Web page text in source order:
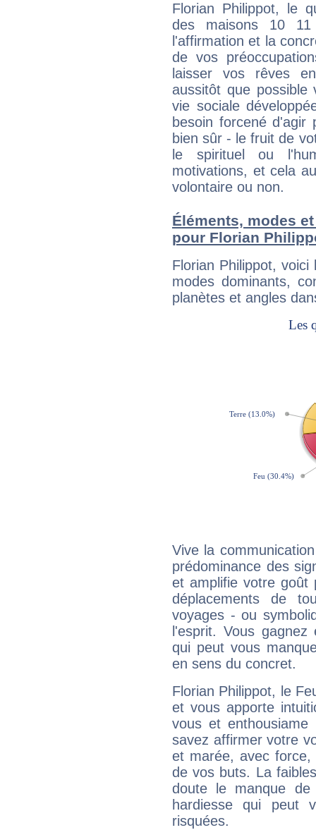
Florian Philippot, le
des maisons 10
l'affirmation et la
de vos
laisser vos rêves
aussitôt que
vie sociale
besoin forcené
bien sûr - le fruit de
le spirituel ou
motivations, et cela
volontaire ou non.
Éléments, modes
pour Florian
Florian Philippot,
modes dominants,
planètes et angles
Vive la
prédominance des
et amplifie votre goût
déplacements de
voyages - ou
l'esprit. Vous
qui peut vous
en sens du concret.
Florian Philippot, le
et vous apporte
vous et
savez affirmer votre
et marée, avec
de vos buts. La
doute le manque
hardiesse qui peut
risquées.